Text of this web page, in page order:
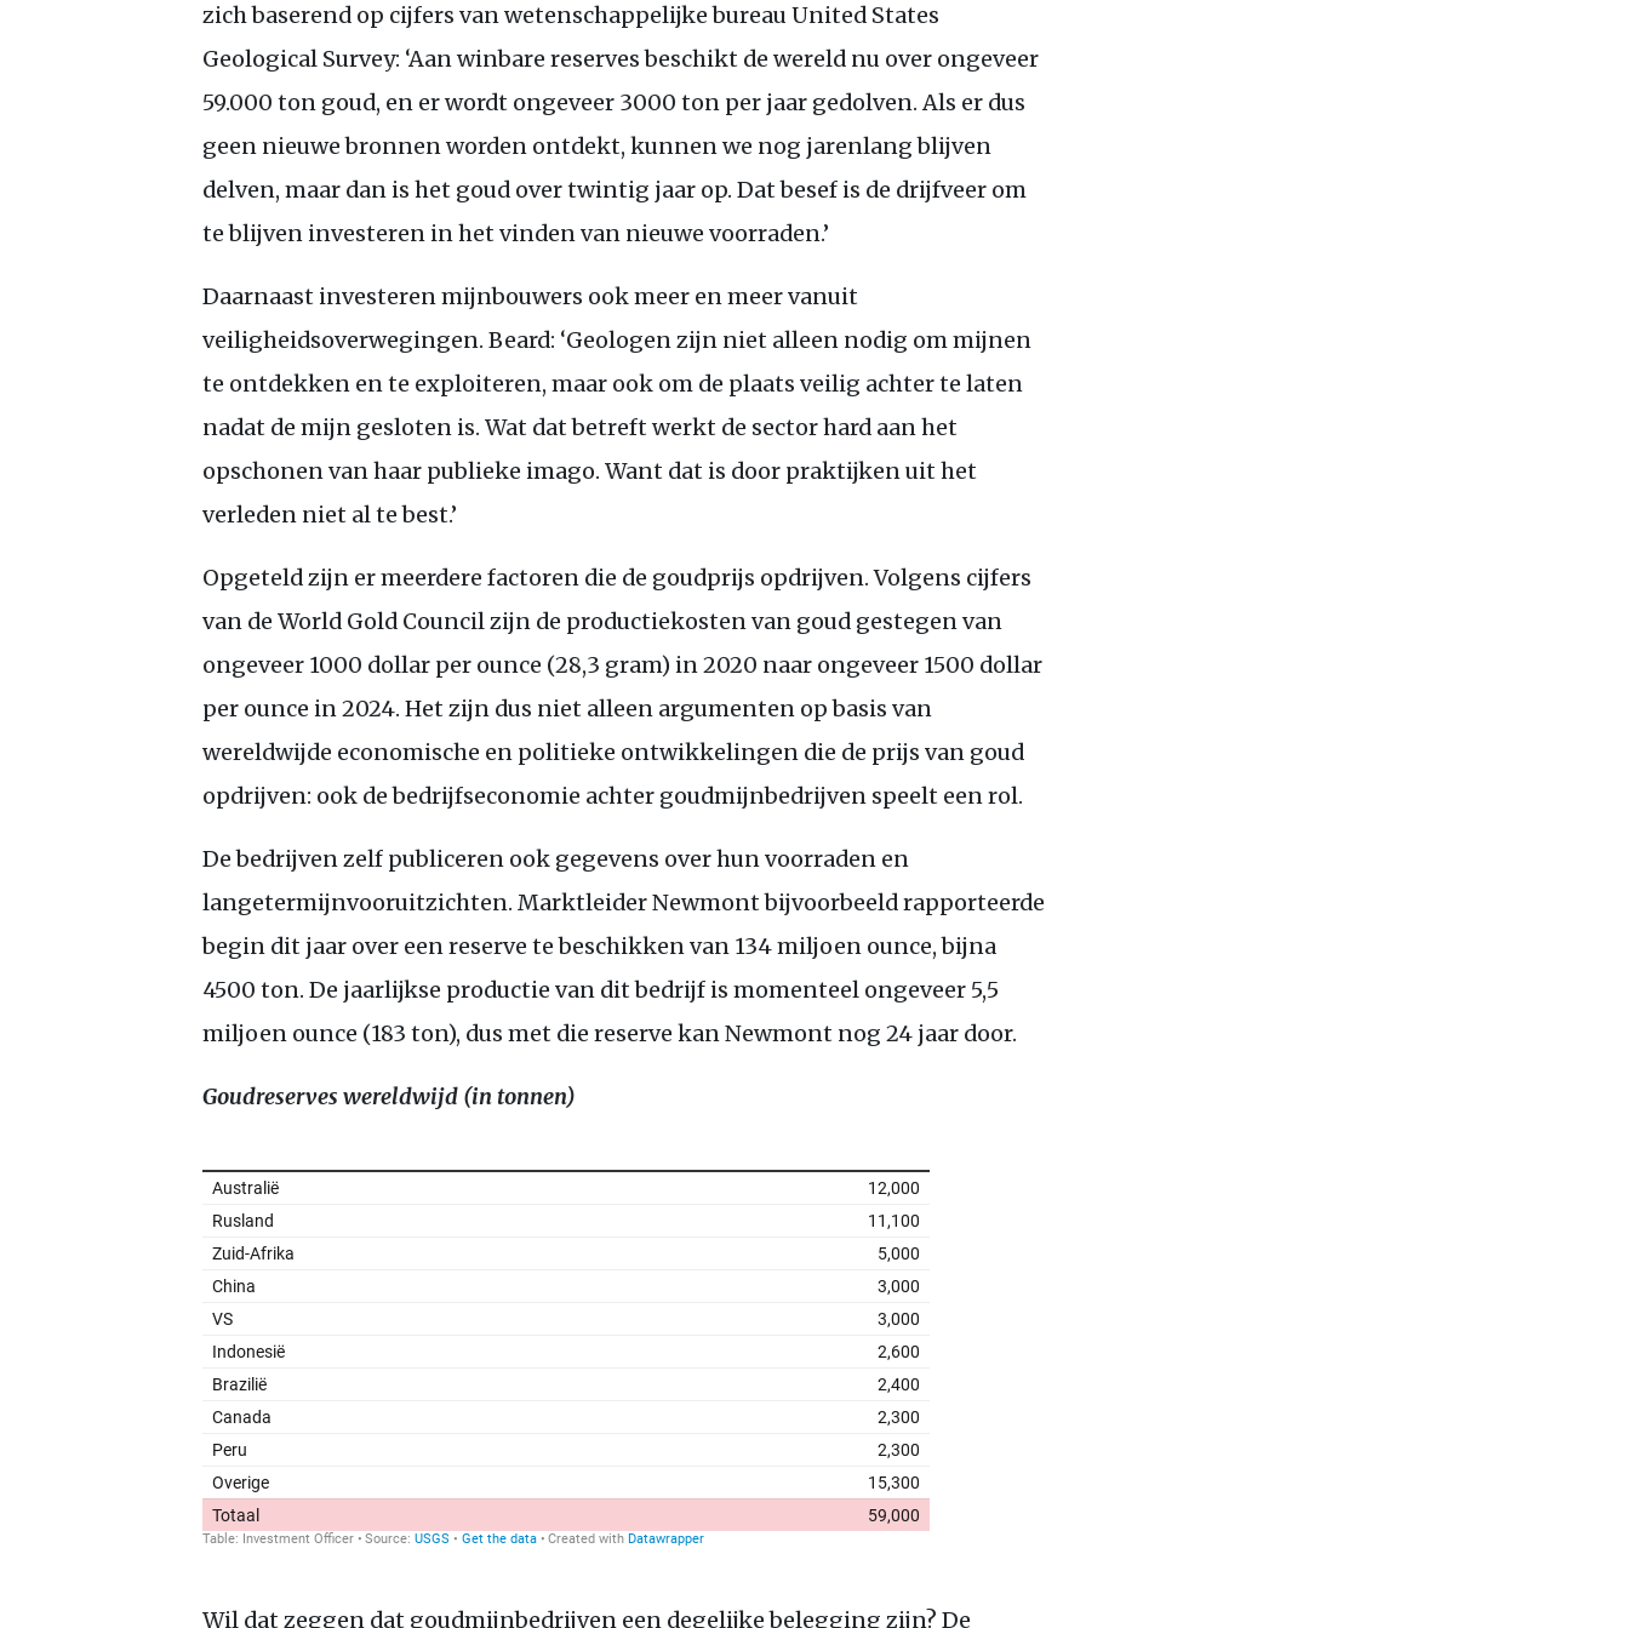
zich baserend op cijfers van wetenschappelijke bureau United States
Geological Survey: ‘Aan winbare reserves beschikt de wereld nu over ongeveer
59.000 ton goud, en er wordt ongeveer 3000 ton per jaar gedolven. Als er dus
geen nieuwe bronnen worden ontdekt, kunnen we nog jarenlang blijven
delven, maar dan is het goud over twintig jaar op. Dat besef is de drijfveer om
te blijven investeren in het vinden van nieuwe voorraden.’
Daarnaast investeren mijnbouwers ook meer en meer vanuit
veiligheidsoverwegingen. Beard: ‘Geologen zijn niet alleen nodig om mijnen
te ontdekken en te exploiteren, maar ook om de plaats veilig achter te laten
nadat de mijn gesloten is. Wat dat betreft werkt de sector hard aan het
opschonen van haar publieke imago. Want dat is door praktijken uit het
verleden niet al te best.’
Opgeteld zijn er meerdere factoren die de goudprijs opdrijven. Volgens cijfers
van de World Gold Council zijn de productiekosten van goud gestegen van
ongeveer 1000 dollar per ounce (28,3 gram) in 2020 naar ongeveer 1500 dollar
per ounce in 2024. Het zijn dus niet alleen argumenten op basis van
wereldwijde economische en politieke ontwikkelingen die de prijs van goud
opdrijven: ook de bedrijfseconomie achter goudmijnbedrijven speelt een rol.
De bedrijven zelf publiceren ook gegevens over hun voorraden en
langetermijnvooruitzichten. Marktleider Newmont bijvoorbeeld rapporteerde
begin dit jaar over een reserve te beschikken van 134 miljoen ounce, bijna
4500 ton. De jaarlijkse productie van dit bedrijf is momenteel ongeveer 5,5
miljoen ounce (183 ton), dus met die reserve kan Newmont nog 24 jaar door.
Goudreserves wereldwijd (in tonnen)
Wil dat zeggen dat goudmijnbedrijven een degelijke belegging zijn? De